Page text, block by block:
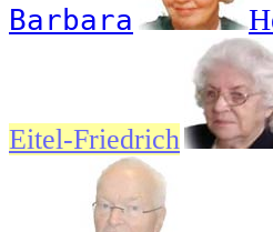
Barbara
Eitel-Friedrich